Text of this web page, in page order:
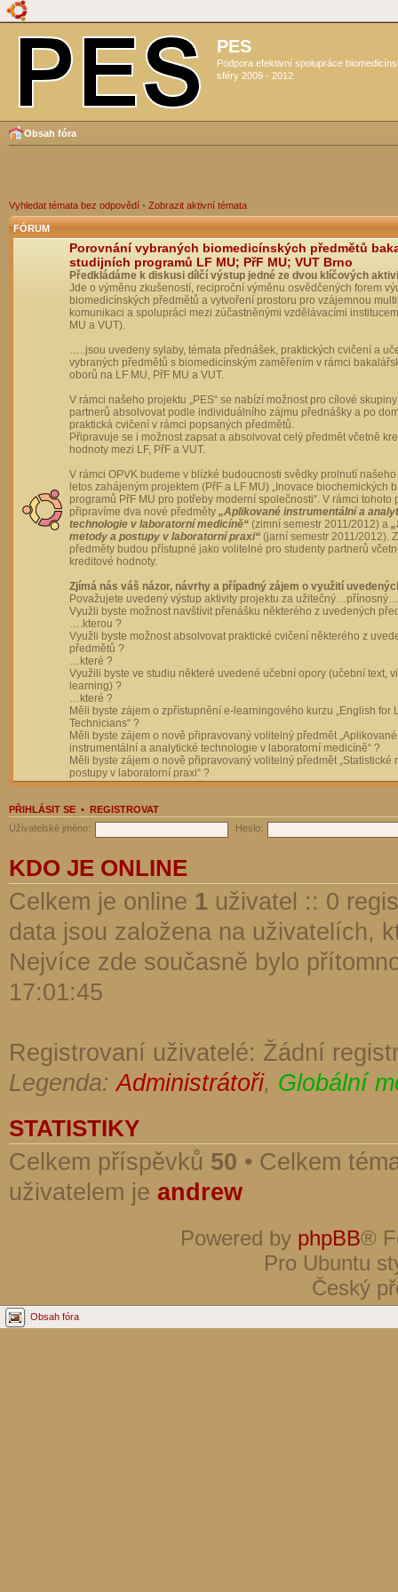
PES
Podpora efektivní spolupráce
sféry 2009 - 2012
Obsah fóra
Vyhledat témata bez odpovědí • Zobrazit aktivní témata
FÓRUM
Porovnání vybraných biomedicínských předmětů
studijních programů LF MU; PřF MU; VUT Brno
Předkládáme k diskusi dílčí výstup jedné ze dvou klíčových
Jde o výměnu zkušeností, reciproční výměnu osvědčených forem
biomedicínských předmětů a vytvoření prostoru pro vzájemnou
komunikaci a spolupráci mezi zúčastněnými vzdělávacími
MU a VUT).
…..jsou uvedeny sylaby, témata přednášek, praktických cvičení a
vybraných předmětů s biomedicínským zaměřením v rámci
oborů na LF MU, PřF MU a VUT.
V rámci našeho projektu „PES“ se nabízí možnost pro cílové
partnerů absolvovat podle individuálního zájmu přednášky a po
praktická cvičení v rámci popsaných předmětů.
Připravuje se i možnost zapsat a absolvovat celý předmět včetně
hodnoty mezi LF, PřF a VUT.
V rámci OPVK budeme v blízké budoucnosti svědky prolnutí
letos zahájeným projektem (PřF a LF MU) „Inovace biochemických
programů PřF MU pro potřeby moderní společnosti“. V rámci tohoto
připravíme dva nové předměty „Aplikované instrumentální a
technologie v laboratorní medicíně“ (zimní semestr 2011/2012) a
metody a postupy v laboratorní praxi“ (jarní semestr 2011/2012).
předměty budou přístupné jako volitelné pro studenty partnerů
kreditové hodnoty.
Zjímá nás váš názor, návrhy a případný zájem o využití
Považujete uvedený výstup aktivity projektu za
Využli byste možnost navštívit přenášku některého z uvedených
….kterou ?
Využli byste možnost absolvovat praktické cvičení některého z
předmětů ?
…které ?
Využili byste ve studiu některé uvedené učební opory (učební text,
learning) ?
…které ?
Měli byste zájem o zpřístupnění e-learningového kurzu „English for
Technicians“ ?
Měli byste zájem o nově připravovaný volitelný předmět „Aplikované
instrumentální a analytické technologie v laboratorní medicíně“ ?
Měli byste zájem o nově připravovaný volitelný předmět „Statistické
postupy v laboratorní praxi“ ?
PŘIHLÁSIT SE • REGISTROVAT
Uživatelské jméno:
Heslo:
KDO JE ONLINE
Celkem je online 1 uživatel :: 0
data jsou založena na uživatelích,
Nejvíce zde současně bylo
17:01:45
Registrovaní uživatelé: Žádní
Legenda:Administrátoři, Globální
STATISTIKY
Celkem příspěvků 50 • Celkem
uživatelem je andrew
Powered by phpBB®
Pro Ubuntu
Český
Obsah fóra